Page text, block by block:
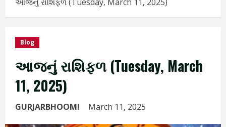
Blog
આજનું રાશિફળ (Tuesday, March
11, 2025)
GURJARBHOOMI March 11, 2025